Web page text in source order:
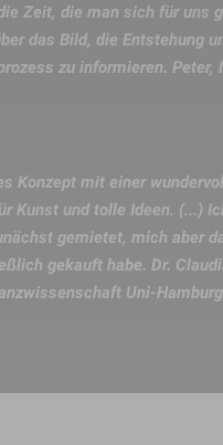
Zeit, die man sich für uns
das Bild, die Entstehung
zu informieren. Peter,
Konzept mit einer
Kunst und tolle Ideen. (...)
gemietet, mich aber
gekauft habe. Dr.
Uni-Hamburg